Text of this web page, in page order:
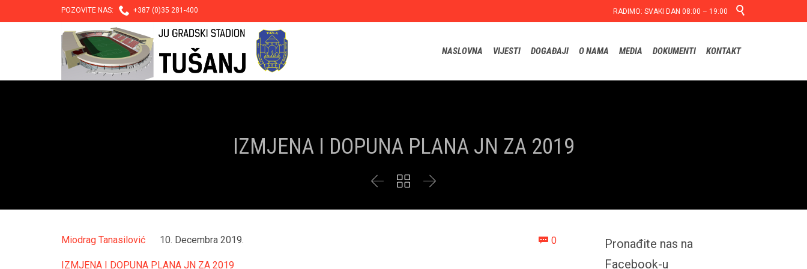
POZOVITE NAS:  +387 (0)35 281-400 RADIMO: SVAKI DAN 08:00 – 19:00 
NASLOVNA VIJESTI DOGAĐAJI O NAMA MEDIA DOKUMENTI KONTAKT
IZMJENA I DOPUNA PLANA JN ZA 2019
  
Miodrag Tanasilović 10. Decembra 2019.  0Comments
IZMJENA I DOPUNA PLANA JN ZA 2019
Pronađite nas na
Facebook-u